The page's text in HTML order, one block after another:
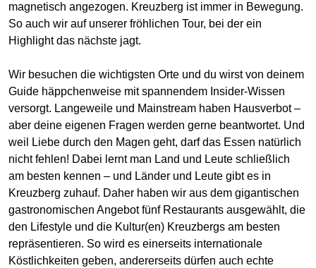
magnetisch angezogen. Kreuzberg ist immer in Bewegung.
So auch wir auf unserer fröhlichen Tour, bei der ein
Highlight das nächste jagt.
Wir besuchen die wichtigsten Orte und du wirst von deinem
Guide häppchenweise mit spannendem Insider-Wissen
versorgt. Langeweile und Mainstream haben Hausverbot –
aber deine eigenen Fragen werden gerne beantwortet. Und
weil Liebe durch den Magen geht, darf das Essen natürlich
nicht fehlen! Dabei lernt man Land und Leute schließlich
am besten kennen – und Länder und Leute gibt es in
Kreuzberg zuhauf. Daher haben wir aus dem gigantischen
gastronomischen Angebot fünf Restaurants ausgewählt, die
den Lifestyle und die Kultur(en) Kreuzbergs am besten
repräsentieren. So wird es einerseits internationale
Köstlichkeiten geben, andererseits dürfen auch echte